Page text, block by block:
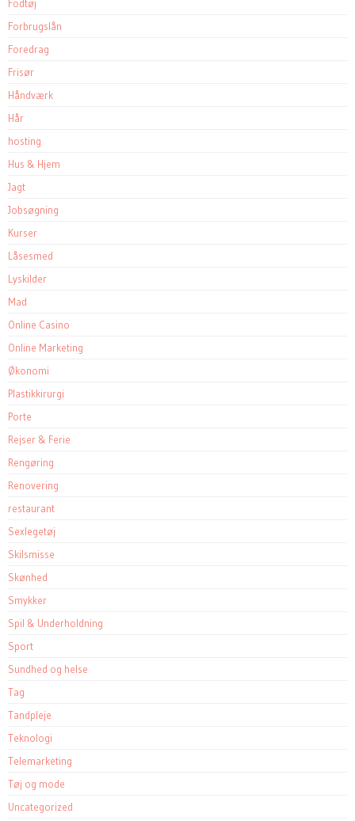
Fodtøj
Forbrugslån
Foredrag
Frisør
Håndværk
Hår
hosting
Hus & Hjem
Jagt
Jobsøgning
Kurser
Låsesmed
Lyskilder
Mad
Online Casino
Online Marketing
Økonomi
Plastikkirurgi
Porte
Rejser & Ferie
Rengøring
Renovering
restaurant
Sexlegetøj
Skilsmisse
Skønhed
Smykker
Spil & Underholdning
Sport
Sundhed og helse
Tag
Tandpleje
Teknologi
Telemarketing
Tøj og mode
Uncategorized